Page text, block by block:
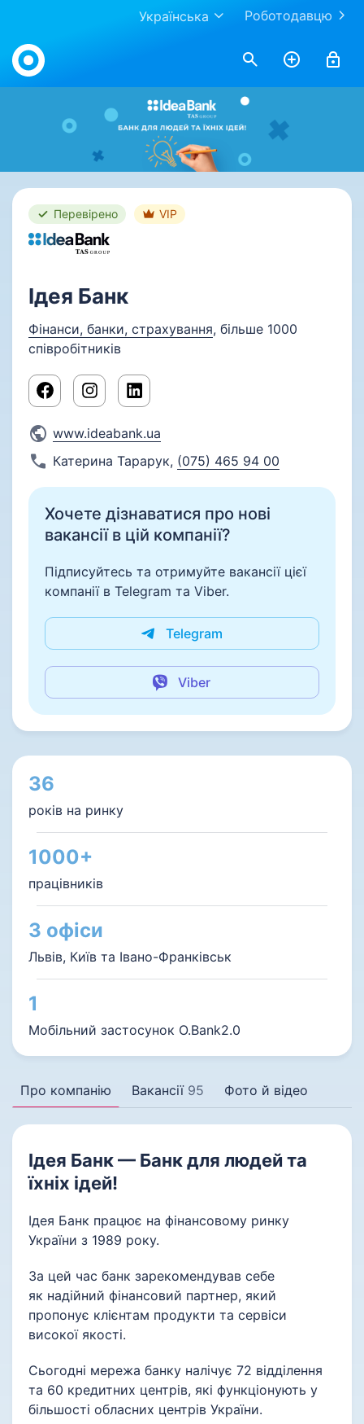
Роботодавцю
Українська
Work.ua
Перевірено VIP
Ідея Банк
Фінанси, банки, страхування, більше 1000
співробітників
www.ideabank.ua
Катерина Тарарук, (075) 465 94 00
Хочете дізнаватися про нові
вакансії в цій компанії?
Підписуйтесь та отримуйте вакансії цієї
компанії в Telegram та Viber.
Telegram
Viber
36
років на ринку
1000+
працівників
3 офіси
Львів, Київ та Івано-Франківськ
1
Мобільний застосунок O.Bank2.0
Про компанію Вакансії 95 Фото й відео
Ідея Банк — Банк для людей та
їхніх ідей!
Ідея Банк працює на фінансовому ринку
України з 1989 року.
За цей час банк зарекомендував себе
як надійний фінансовий партнер, який
пропонує клієнтам продукти та сервіси
високої якості.
Сьогодні мережа банку налічує 72 відділення
та 60 кредитних центрів, які функціонують у
більшості обласних центрів України.